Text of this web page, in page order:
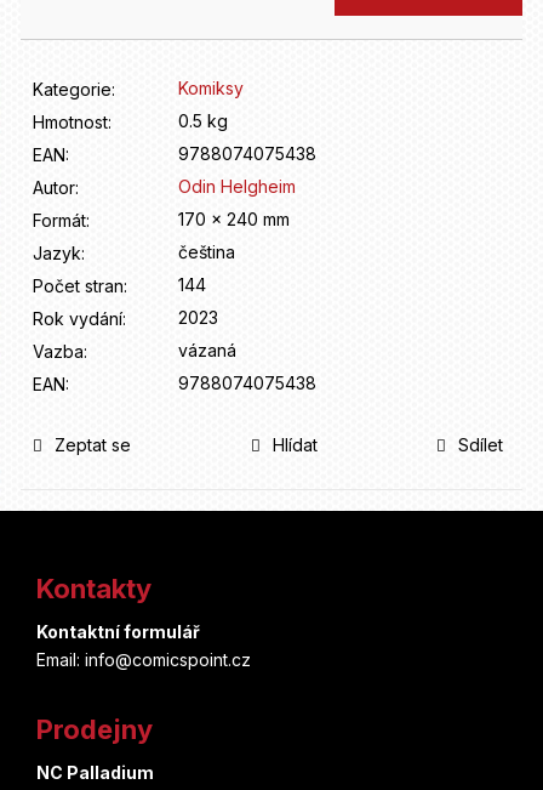
Kategorie:
Komiksy
Hmotnost:
0.5 kg
EAN:
9788074075438
Autor:
Odin Helgheim
Formát:
170 x 240 mm
Jazyk:
čeština
Počet stran:
144
Rok vydání:
2023
Vazba:
vázaná
EAN: 9788074075438
Zeptat se Hlídat Sdílet
o
r
u
č
u
m
e
Kontakty
Kontaktní formulář
Email: info@comicspoint.cz
Prodejny
NC Palladium